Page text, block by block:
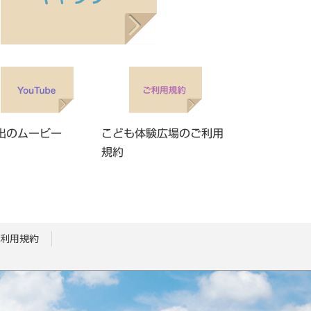
のムービー
こども体験広場のご利用
規約
用規約